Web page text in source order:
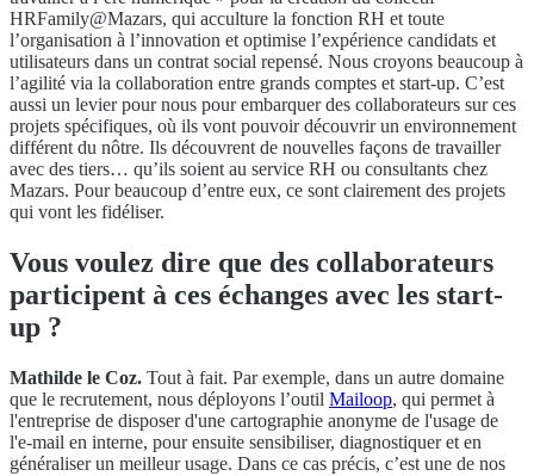
HRFamily@Mazars, qui acculture la fonction RH et toute
l’organisation à l’innovation et optimise l’expérience candidats et
utilisateurs dans un contrat social repensé. Nous croyons beaucoup à
l’agilité via la collaboration entre grands comptes et start-up. C’est
aussi un levier pour nous pour embarquer des collaborateurs sur ces
projets spécifiques, où ils vont pouvoir découvrir un environnement
différent du nôtre. Ils découvrent de nouvelles façons de travailler
avec des tiers… qu’ils soient au service RH ou consultants chez
Mazars. Pour beaucoup d’entre eux, ce sont clairement des projets
qui vont les fidéliser.
Vous voulez dire que des collaborateurs
participent à ces échanges avec les start-
up ?
Mathilde le Coz. Tout à fait. Par exemple, dans un autre domaine
que le recrutement, nous déployons l’outil Mailoop, qui permet à
l'entreprise de disposer d'une cartographie anonyme de l'usage de
l'e-mail en interne, pour ensuite sensibiliser, diagnostiquer et en
généraliser un meilleur usage. Dans ce cas précis, c’est une de nos